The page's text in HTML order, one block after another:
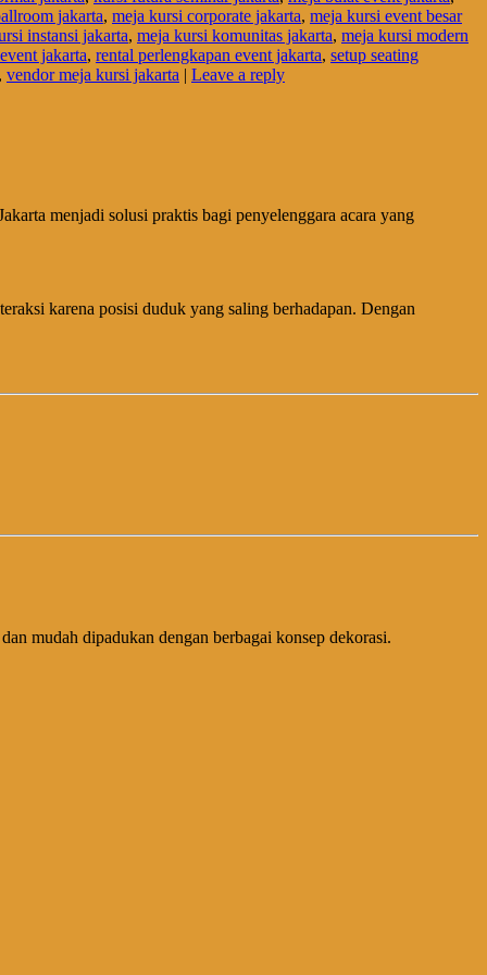
jakarta, meja kursi corporate jakarta, meja kursi event besar
instansi jakarta, meja kursi komunitas jakarta, meja kursi modern
jakarta, rental perlengkapan event jakarta, setup seating
vendor meja kursi jakarta | Leave a reply
menjadi solusi praktis bagi penyelenggara acara yang
karena posisi duduk yang saling berhadapan. Dengan
mudah dipadukan dengan berbagai konsep dekorasi.